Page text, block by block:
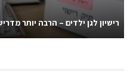
רישיון לגן ילדים – הרבה יותר